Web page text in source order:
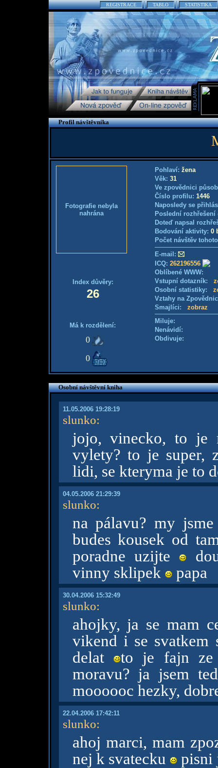
REGISTRACE TABLO STATISTIKA
Profil návštěvníka
Fotografie nebyla
nahrána
Index důvěry:
26
Má k rozdělení:
0
0
Pohlaví: žena
Věk: 31
Ve zpovědnici
Číslo profilu: 1446
Naposledy se
Poslední
Doteď napsal
Bodování aktivity: 0
Počet návštěv
E-mail:
ICQ: 262196556
Oblíbené WWW:
Vstupní dotazník:
Osobní statistiky:
Vztahy na
Smajlíci: zobraz
Miluje:
Nenávidí:
Obdivuje:
Osobní návštěvní kniha
11.05.2006 19:28:19
slunko:
jojo, vinecko, to
vylety? to je super,
lidi, se kteryma je to
04.05.2006 21:29:39
slunko:
na pálavu? my
budes kousek od
poradne uzijte
vinny sklipek
papa
30.04.2006 15:32:49
slunko:
ahojky, ja se mam
vikend i se
delat
to je fajn ze
moravu? ja jsem
moooooc hezky,
22.04.2006 17:42:11
slunko:
ahoj marci, mam
nej k svatecku
pisni